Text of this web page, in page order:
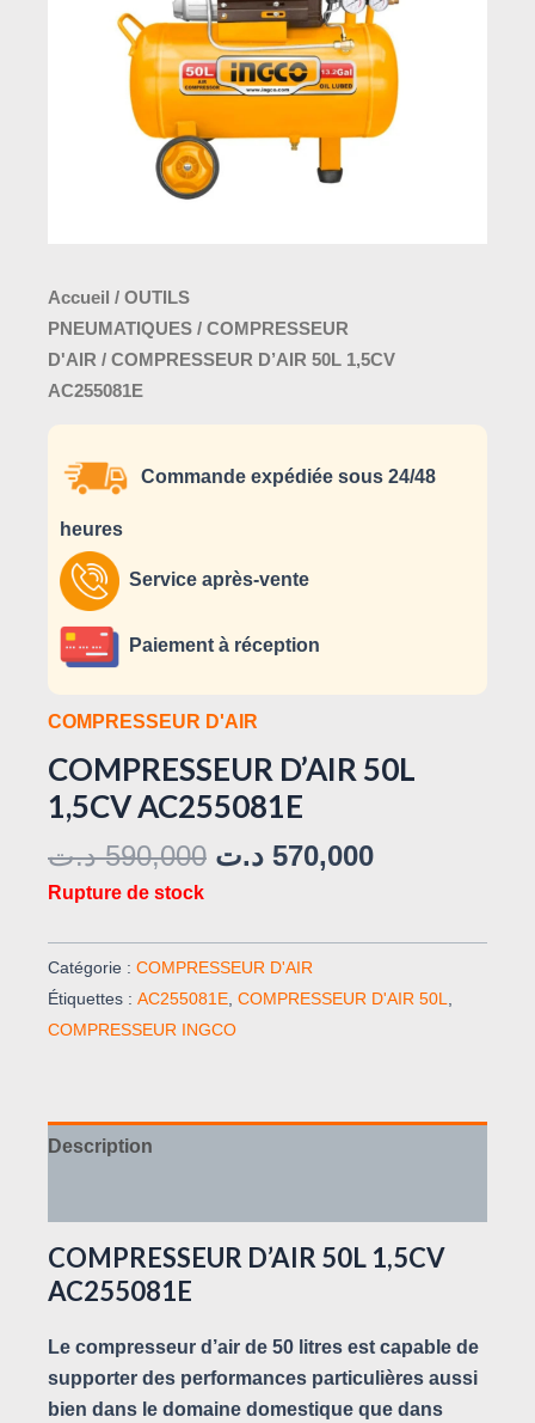
Accueil / OUTILS
PNEUMATIQUES / COMPRESSEUR
D'AIR / COMPRESSEUR D’AIR 50L 1,5CV
AC255081E
Commande expédiée sous 24/48
heures
Service après-vente
Paiement à réception
COMPRESSEUR D'AIR
COMPRESSEUR D’AIR 50L
1,5CV AC255081E
590,000 د.ت 570,000 د.ت
Rupture de stock
Catégorie : COMPRESSEUR D'AIR
Étiquettes : AC255081E COMPRESSEUR D'AIR 50L
COMPRESSEUR INGCO
Description
COMPRESSEUR D’AIR 50L 1,5CV
AC255081E
Le compresseur d’air de 50 litres est capable de
supporter des performances particulières aussi
bien dans le domaine domestique que dans